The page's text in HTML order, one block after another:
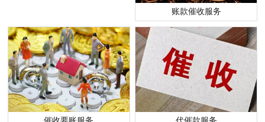
账款催收服务